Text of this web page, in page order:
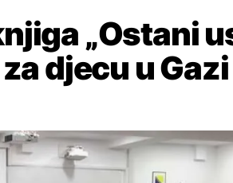
„Ostani
djecu u Gazi